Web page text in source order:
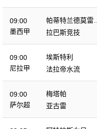
09:00
墨西甲
帕蒂特兰德莫雷洛
斯
拉巴斯竞技
09:00
尼拉甲
埃斯特利
法拉帝水流
09:00
萨尔超
梅塔帕
亚古雷